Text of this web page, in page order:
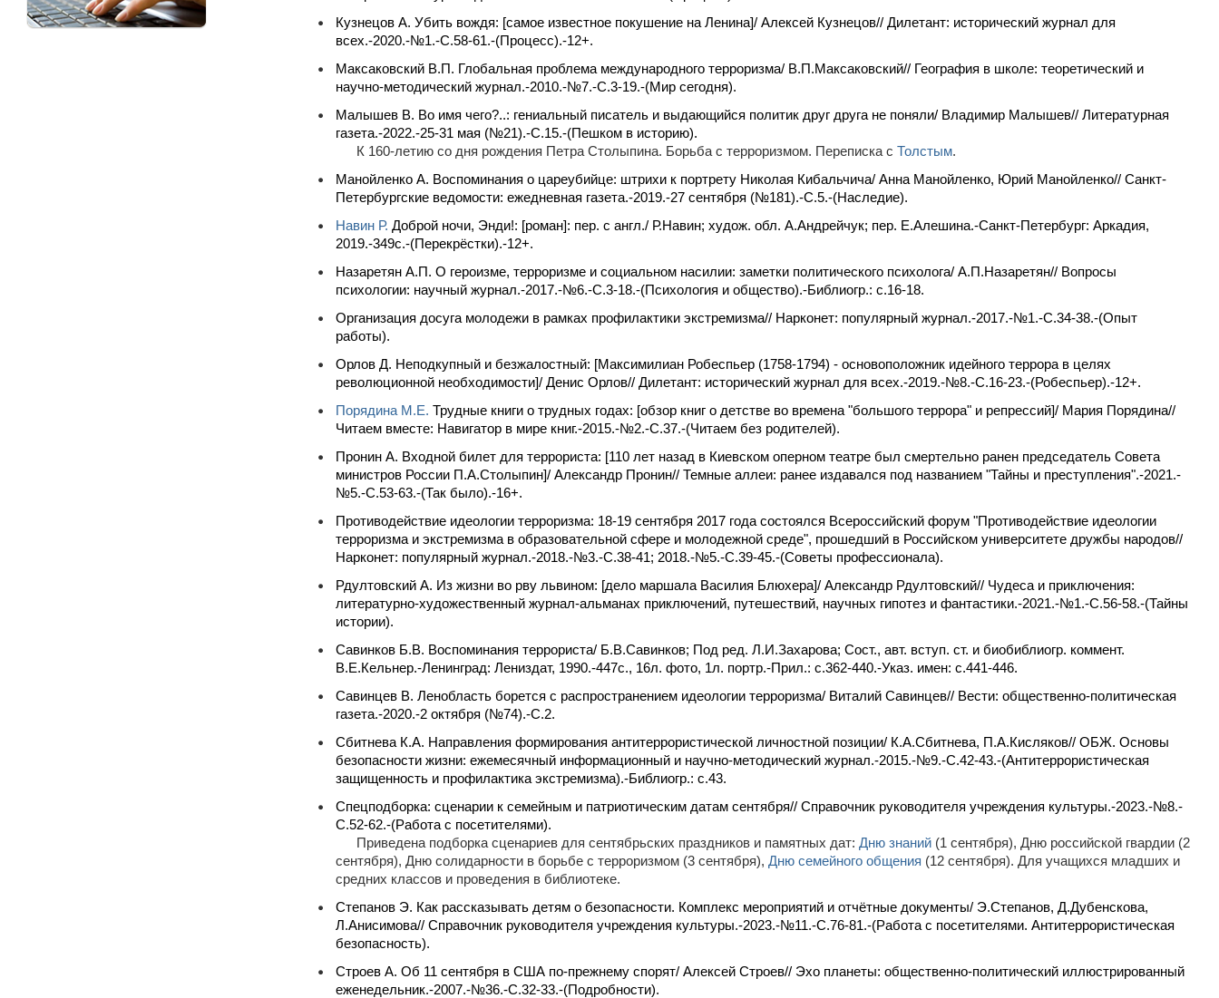
Кузнецов А. Убить вождя: [самое известное покушение на Ленина]/ Алексей Кузнецов// Дилетант: исторический журнал для
всех.-2020.-№1.-С.58-61.-(Процесс).-12+.
Максаковский В.П. Глобальная проблема международного терроризма/ В.П.Максаковский// География в школе: теоретический и
научно-методический журнал.-2010.-№7.-С.3-19.-(Мир сегодня).
Малышев В. Во имя чего?..: гениальный писатель и выдающийся политик друг друга не поняли/ Владимир Малышев// Литературная
газета.-2022.-25-31 мая (№21).-С.15.-(Пешком в историю).
К 160-летию со дня рождения Петра Столыпина. Борьба с терроризмом. Переписка с Толстым.
Манойленко А. Воспоминания о цареубийце: штрихи к портрету Николая Кибальчича/ Анна Манойленко, Юрий Манойленко// Санкт-
Петербургские ведомости: ежедневная газета.-2019.-27 сентября (№181).-С.5.-(Наследие).
Навин Р. Доброй ночи, Энди!: [роман]: пер. с англ./ Р.Навин; худож. обл. А.Андрейчук; пер. Е.Алешина.-Санкт-Петербург: Аркадия,
2019.-349c.-(Перекрёстки).-12+.
Назаретян А.П. О героизме, терроризме и социальном насилии: заметки политического психолога/ А.П.Назаретян// Вопросы
психологии: научный журнал.-2017.-№6.-С.3-18.-(Психология и общество).-Библиогр.: с.16-18.
Организация досуга молодежи в рамках профилактики экстремизма// Нарконет: популярный журнал.-2017.-№1.-С.34-38.-(Опыт
работы).
Орлов Д. Неподкупный и безжалостный: [Максимилиан Робеспьер (1758-1794) - основоположник идейного террора в целях
революционной необходимости]/ Денис Орлов// Дилетант: исторический журнал для всех.-2019.-№8.-С.16-23.-(Робеспьер).-12+.
Порядина М.Е. Трудные книги о трудных годах: [обзор книг о детстве во времена "большого террора" и репрессий]/ Мария Порядина//
Читаем вместе: Навигатор в мире книг.-2015.-№2.-С.37.-(Читаем без родителей).
Пронин А. Входной билет для террориста: [110 лет назад в Киевском оперном театре был смертельно ранен председатель Совета
министров России П.А.Столыпин]/ Александр Пронин// Темные аллеи: ранее издавался под названием "Тайны и преступления".-2021.-
№5.-С.53-63.-(Так было).-16+.
Противодействие идеологии терроризма: 18-19 сентября 2017 года состоялся Всероссийский форум "Противодействие идеологии
терроризма и экстремизма в образовательной сфере и молодежной среде", прошедший в Российском университете дружбы народов//
Нарконет: популярный журнал.-2018.-№3.-С.38-41; 2018.-№5.-С.39-45.-(Советы профессионала).
Рдултовский А. Из жизни во рву львином: [дело маршала Василия Блюхера]/ Александр Рдултовский// Чудеса и приключения:
литературно-художественный журнал-альманах приключений, путешествий, научных гипотез и фантастики.-2021.-№1.-С.56-58.-(Тайны
истории).
Савинков Б.В. Воспоминания террориста/ Б.В.Савинков; Под ред. Л.И.Захарова; Сост., авт. вступ. ст. и биобиблиогр. коммент.
В.Е.Кельнер.-Ленинград: Лениздат, 1990.-447с., 16л. фото, 1л. портр.-Прил.: с.362-440.-Указ. имен: с.441-446.
Савинцев В. Ленобласть борется с распространением идеологии терроризма/ Виталий Савинцев// Вести: общественно-политическая
газета.-2020.-2 октября (№74).-С.2.
Сбитнева К.А. Направления формирования антитеррористической личностной позиции/ К.А.Сбитнева, П.А.Кисляков// ОБЖ. Основы
безопасности жизни: ежемесячный информационный и научно-методический журнал.-2015.-№9.-С.42-43.-(Антитеррористическая
защищенность и профилактика экстремизма).-Библиогр.: с.43.
Спецподборка: сценарии к семейным и патриотическим датам сентября// Справочник руководителя учреждения культуры.-2023.-№8.-
С.52-62.-(Работа с посетителями).
Приведена подборка сценариев для сентябрьских праздников и памятных дат: Дню знаний(1 сентября), Дню российской гвардии (2
сентября), Дню солидарности в борьбе с терроризмом (3 сентября), Дню семейного общения (12 сентября). Для учащихся младших и
средних классов и проведения в библиотеке.
Степанов Э. Как рассказывать детям о безопасности. Комплекс мероприятий и отчётные документы/ Э.Степанов, Д.Дубенскова,
Л.Анисимова// Справочник руководителя учреждения культуры.-2023.-№11.-С.76-81.-(Работа с посетителями. Антитеррористическая
безопасность).
Строев А. Об 11 сентября в США по-прежнему спорят/ Алексей Строев// Эхо планеты: общественно-политический иллюстрированный
еженедельник.-2007.-№36.-С.32-33.-(Подробности).